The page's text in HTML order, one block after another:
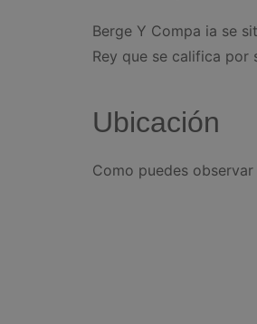
Berge Y Compa ia se
Rey que se califica
Ubicación
Como puedes